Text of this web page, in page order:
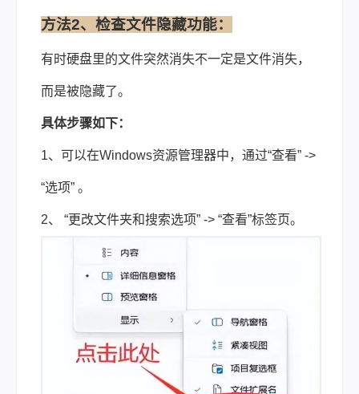
方法2、检查文件隐藏功能：
有时硬盘里的文件突然消失不一定是文件消失，
而是被隐藏了。
具体步骤如下：
1、可以在Windows资源管理器中，通过“查看” ->
“选项” 。
2、 “更改文件夹和搜索选项” -> “查看”标签页。